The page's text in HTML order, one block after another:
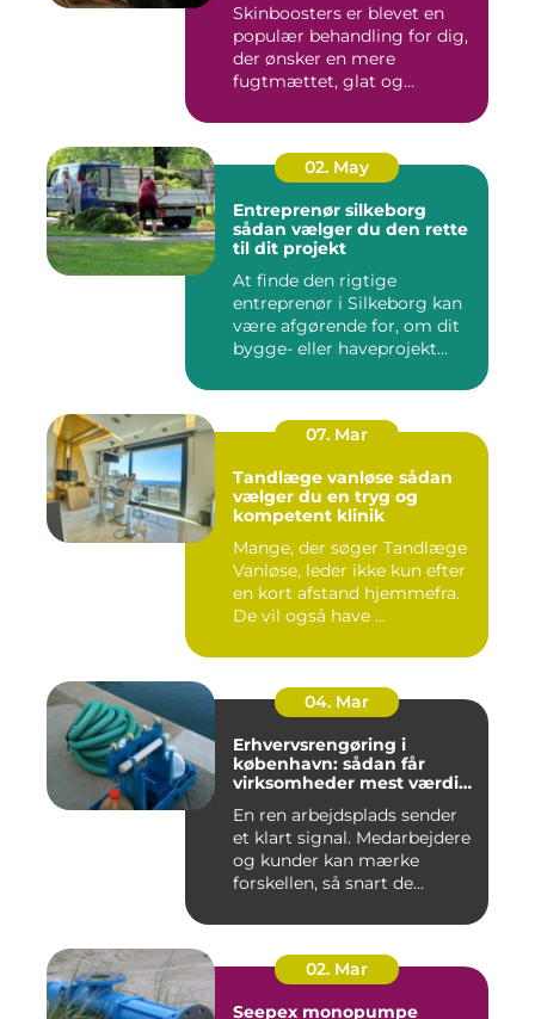
Skinboosters er blevet en
populær behandling for dig,
der ønsker en mere
fugtmættet, glat og
02. May
Entreprenør silkeborg
sådan vælger du den rette
til dit projekt
At finde den rigtige
entreprenør i Silkeborg kan
være afgørende for, om dit
bygge- eller haveprojekt...
07. Mar
Tandlæge vanløse sådan
vælger du en tryg og
kompetent klinik
Mange, der søger Tandlæge
Vanløse, leder ikke kun efter
en kort afstand hjemmefra.
De vil også have ...
04. Mar
Erhvervsrengøring i
københavn: sådan får
virksomheder mest værdi
En ren arbejdsplads sender
et klart signal. Medarbejdere
og kunder kan mærke
forskellen, så snart de...
02. Mar
Seepex monopumpe